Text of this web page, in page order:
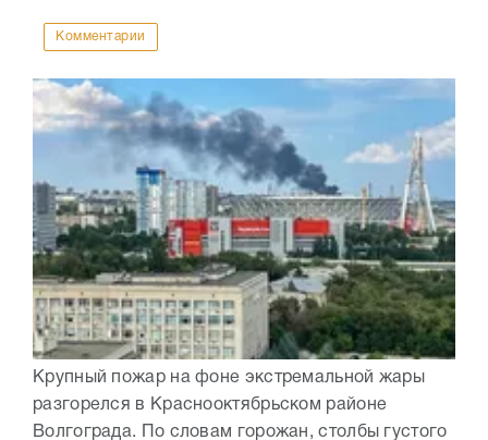
Комментарии
Крупный пожар на фоне экстремальной жары
разгорелся в Краснооктябрьском районе
Волгограда. По словам горожан, столбы густого